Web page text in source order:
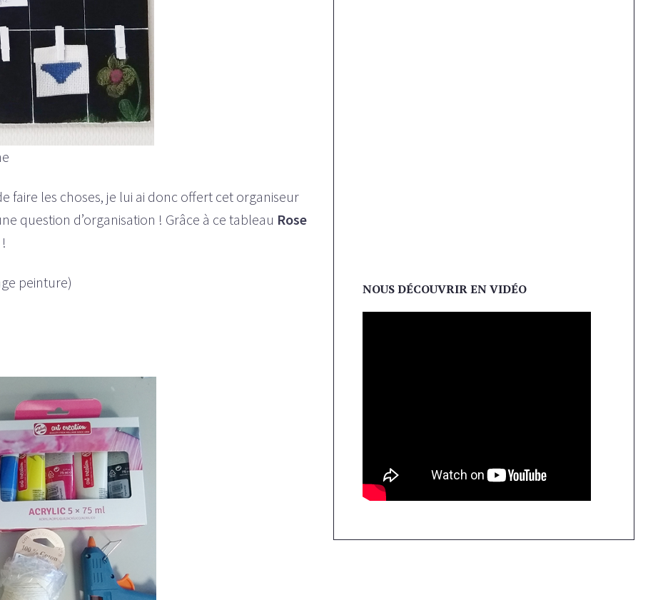
faire les choses, je lui ai donc offert cet organiseur
question d’organisation ! Grâce à ce tableau Rose
peinture)
NOUS DÉCOUVRIR EN VIDÉO